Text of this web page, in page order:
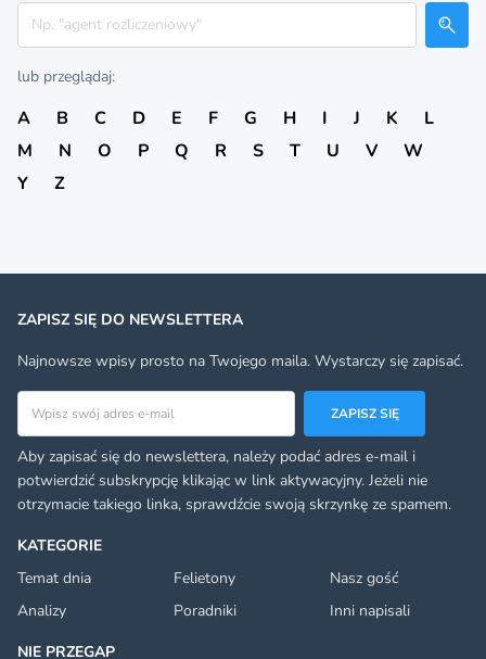
Szukaj
lub przeglądaj:
A B C D E F G H I J K
L
M
N O P Q R S T U V
W
Y
Z
KATEGORIE
Temat dnia
Felietony
Nasz gość
Analizy
Poradniki
Inni napisali
NIE PRZEGAP
ZAPISZ SIĘ DO NEWSLETTERA
Najnowsze wpisy prosto na Twojego maila. Wystarczy się zapisać.
ZAPISZ SIĘ
Aby zapisać się do newslettera, należy podać adres e-mail i
potwierdzić subskrypcję klikając w link aktywacyjny. Jeżeli nie
otrzymacie takiego linka, sprawdźcie swoją skrzynkę ze spamem.